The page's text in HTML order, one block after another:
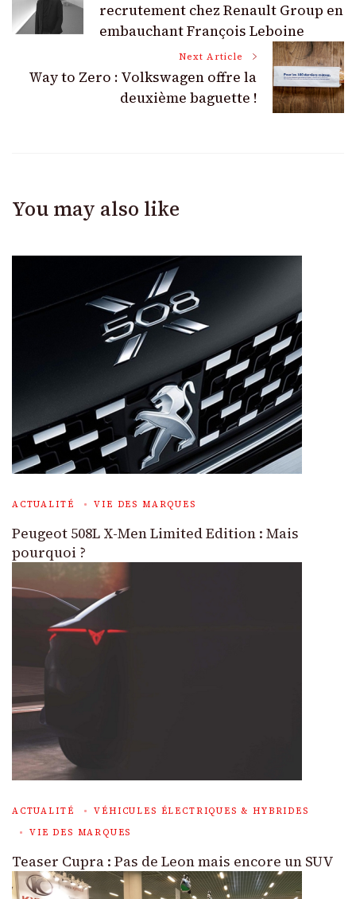
Navigationrecrutement chez Renault Group en
embauchant François Leboine
Next Article
Way to Zero : Volkswagen offre la
deuxième baguette !
You may also like
ACTUALITÉ VIE DES MARQUES
Peugeot 508L X-Men Limited Edition : Mais
pourquoi ?
ACTUALITÉ
VÉHICULES ÉLECTRIQUES & HYBRIDES
VIE DES MARQUES
Teaser Cupra : Pas de Leon mais encore un SUV